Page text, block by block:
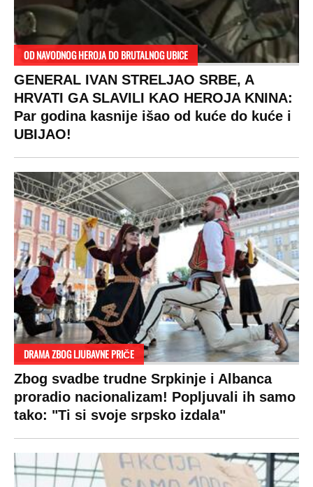
OD NAVODNOG HEROJA DO BRUTALNOG UBICE
GENERAL IVAN STRELJAO SRBE, A
HRVATI GA SLAVILI KAO HEROJA KNINA:
Par godina kasnije išao od kuće do kuće i
UBIJAO!
DRAMA ZBOG LJUBAVNE PRIČE
Zbog svadbe trudne Srpkinje i Albanca
proradio nacionalizam! Popljuvali ih samo
tako: "Ti si svoje srpsko izdala"